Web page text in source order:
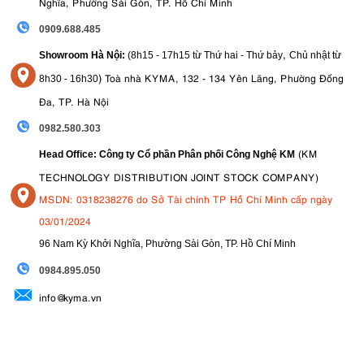
cho các nhiếp ảnh gia có kinh nghiệm đang tìm kiếm thân máy thứ
hai hoặc các nhiếp ảnh gia mới vào nghề đang tìm kiếm một bước
0909.688.485
Showroom Hà Nội: (8h15 - 17h15 từ Thứ hai - Thứ bảy, Chủ nhật từ
8h30 - 16h30) Toà nhà KYMA, 132 - 134 Yên Lãng, Phường Đống
Đa, TP. Hà Nội
0982.580.303
Head Office: Công ty Cổ phần Phân phối Công Nghệ KM (KM
TECHNOLOGY DISTRIBUTION JOINT STOCK COMPANY)
MSDN: 0318238276 do Sở Tài chính TP Hồ Chí Minh cấp ngày
03/01/2024
96 Nam Kỳ Khởi Nghĩa, Phường Sài Gòn, TP. Hồ Chí Minh
0984.895.050
info@kyma.vn